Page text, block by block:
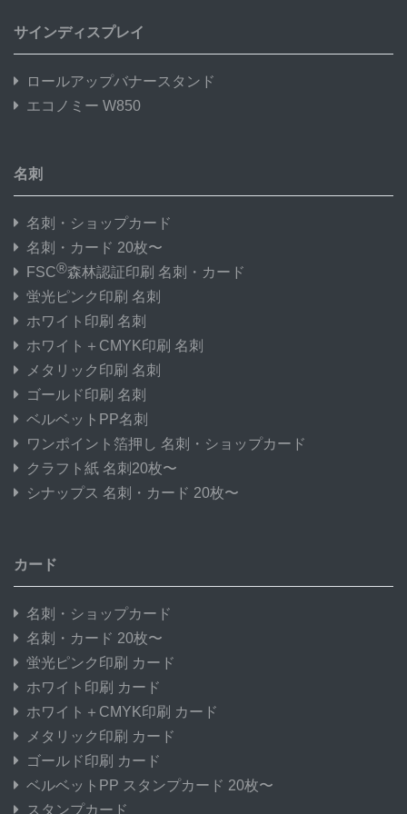
サインディスプレイ
ロールアップバナースタンド
エコノミー W850
名刺
名刺・ショップカード
名刺・カード 20枚〜
FSC®森林認証印刷 名刺・カード
蛍光ピンク印刷 名刺
ホワイト印刷 名刺
ホワイト＋CMYK印刷 名刺
メタリック印刷 名刺
ゴールド印刷 名刺
ベルベットPP名刺
ワンポイント箔押し 名刺・ショップカード
クラフト紙 名刺20枚〜
シナップス 名刺・カード 20枚〜
カード
名刺・ショップカード
名刺・カード 20枚〜
蛍光ピンク印刷 カード
ホワイト印刷 カード
ホワイト＋CMYK印刷 カード
メタリック印刷 カード
ゴールド印刷 カード
ベルベットPP スタンプカード 20枚〜
スタンプカード